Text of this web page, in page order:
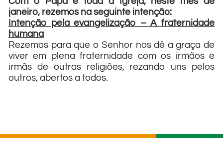
janeiro, rezemos na seguinte intenção:
Intenção pela evangelização – A fraternidade
humana
Rezemos para que o Senhor nos dê a graça de
viver em plena fraternidade com os irmãos e
irmãs de outras religiões, rezando uns pelos
outros, abertos a todos.